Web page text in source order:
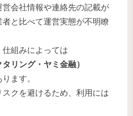
営会社情報や連絡先の記載が
と比べて運営実態が不明瞭
組みによっては
リング・ヤミ金融）
ます。
クを避けるため、利用には